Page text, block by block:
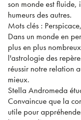
son monde est
humeurs des autres.
Mots clés :
Dans un monde en
plus en plus
l'astrologie des
réussir notre relation
mieux.
Stella Andromeda
Convaincue que la
utile pour